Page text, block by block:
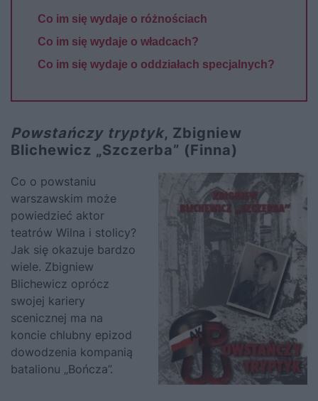
Co im się wydaje o różnościach
Co im się wydaje o władcach?
Co im się wydaje o oddziałach specjalnych?
Powstańczy tryptyk, Zbigniew
Blichewicz „Szczerba” (Finna)
Co o powstaniu
warszawskim może
powiedzieć aktor
teatrów Wilna i stolicy?
Jak się okazuje bardzo
wiele. Zbigniew
Blichewicz oprócz
swojej kariery
scenicznej ma na
koncie chlubny epizod
dowodzenia kompanią
batalionu „Bończa”.